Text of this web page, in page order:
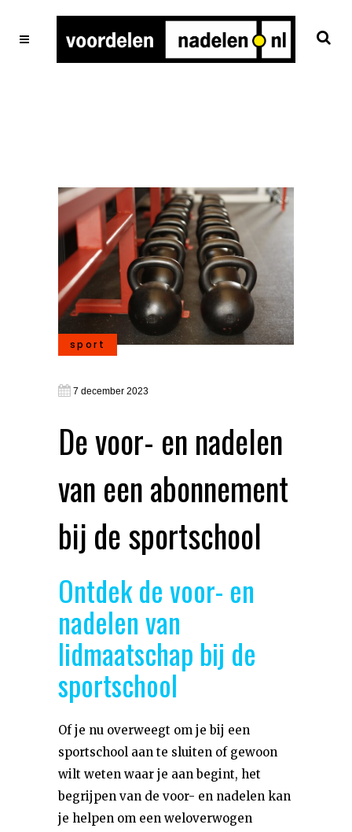
sport
7 december 2023
De voor- en nadelen
van een abonnement
bij de sportschool
Ontdek de voor- en
nadelen van
lidmaatschap bij de
sportschool
Of je nu overweegt om je bij een
sportschool aan te sluiten of gewoon
wilt weten waar je aan begint, het
begrijpen van de voor- en nadelen kan
je helpen om een weloverwogen